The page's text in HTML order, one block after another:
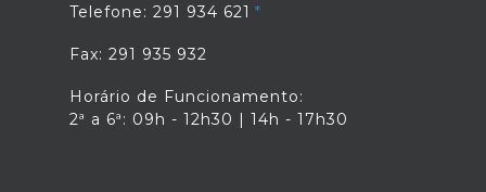
Telefone: 291 934 621
Fax: 291 935 932
Horário de Funcionamento:
2ª a 6ª: 09h - 12h30 | 14h - 17h30